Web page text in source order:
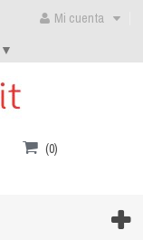
Mi cuenta
▼
(0)